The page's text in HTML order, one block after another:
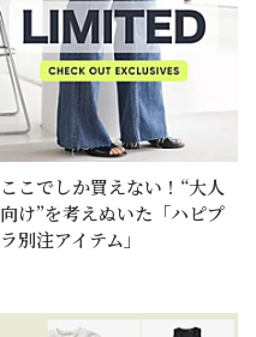
ここでしか買えない！“大人
向け”を考えぬいた「ハピプ
ラ別注アイテム」